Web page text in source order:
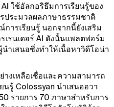
ใช้อัลกอริธึมการเรียนรู้ของ
รประมวลผลภาษาธรรมชาติ
การเรียนรู้ นอกจากนี้ยังเสริม
เรนเดอร์ AI ดังนั้นแพลตฟอร์ม
าเสนอซึ่งทําให้เนื้อหาวิดีโอน่า
างเหลือเชื่อและความสามารถ
นรู้ Colossyan นําเสนออวา
รายการ 70 ภาษาสําหรับการ